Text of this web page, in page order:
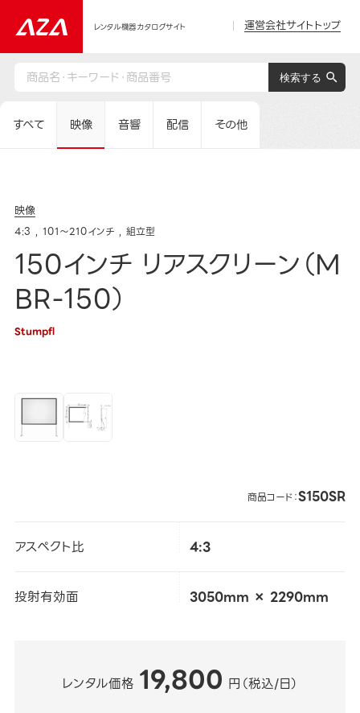
レンタル機器カタログサイト 運営会社サイトトップ
すべて 映像 音響 配信 その他
映像
4:3 101～210インチ 組立型
150インチ リアスクリーン（M
BR-150）
Stumpfl
商品コード：S150SR
アスペクト比 4:3
投射有効面 3050mm × 2290mm
レンタル価格 19,800 円（税込/日）